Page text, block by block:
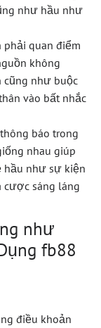
như hầu như
quan điểm
không
cũng như buộc
vào bất nhắc
báo trong
nhau giúp
hầu như sự kiện
cược sáng láng
như
fb88
điều khoản